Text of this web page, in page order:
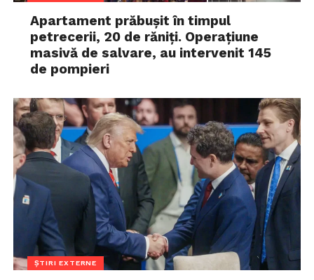
Apartament prăbușit în timpul
petrecerii, 20 de răniți. Operațiune
masivă de salvare, au intervenit 145
de pompieri
ȘTIRI EXTERNE